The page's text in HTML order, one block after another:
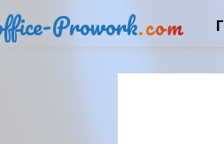
Prowork.com